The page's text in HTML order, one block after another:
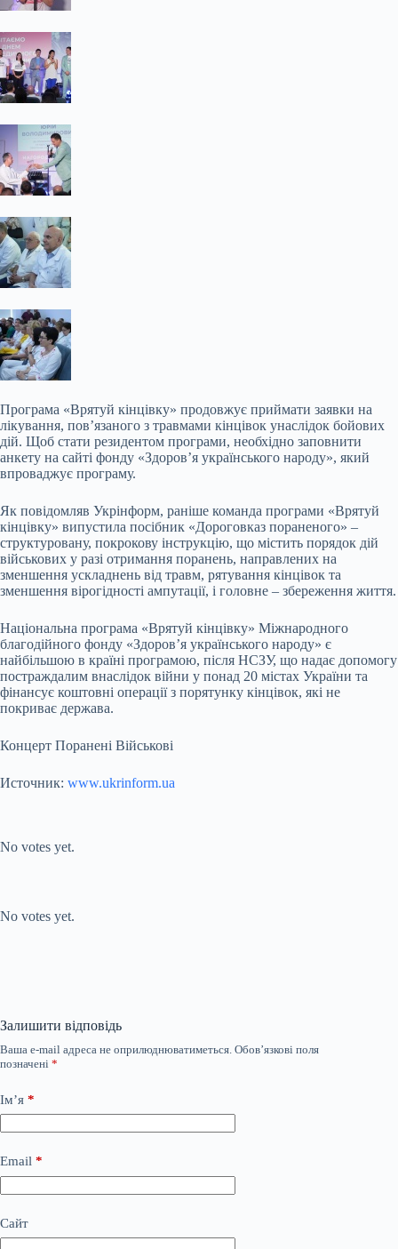
Програма «Врятуй кінцівку» продовжує приймати заявки на
лікування, пов’язаного з травмами кінцівок унаслідок бойових
дій. Щоб стати резидентом програми, необхідно заповнити
анкету на сайті фонду «Здоровʼя українського народу», який
впроваджує програму.
Як повідомляв Укрінформ, раніше команда програми «Врятуй
кінцівку» випустила посібник «Дороговказ пораненого» –
структуровану, покрокову інструкцію, що містить порядок дій
військових у разі отримання поранень, направлених на
зменшення ускладнень від травм, рятування кінцівок та
зменшення вірогідності ампутації, і головне – збереження життя.
Національна програма «Врятуй кінцівку» Міжнародного
благодійного фонду «Здоров’я українського народу» є
найбільшою в країні програмою, після НСЗУ, що надає допомогу
постраждалим внаслідок війни у понад 20 містах України та
фінансує коштовні операції з порятунку кінцівок, які не
покриває держава.
Концерт Поранені Військові
Источник: www.ukrinform.ua
No votes yet.
No votes yet.
Залишити відповідь
Ваша e-mail адреса не оприлюднюватиметься. Обов’язкові поля
позначені *
Ім’я *
Email *
Сайт